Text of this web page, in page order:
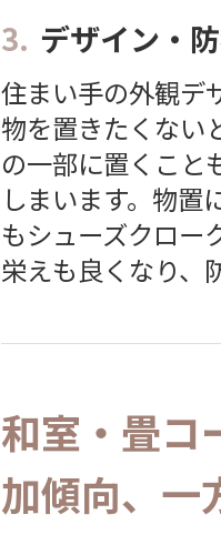
3. デザイン・
住まい手の外観デ
物を置きたくない
の一部に置くこと
しまいます。物置
もシューズクロー
栄えも良くなり、
和室・畳コ
加傾向、一